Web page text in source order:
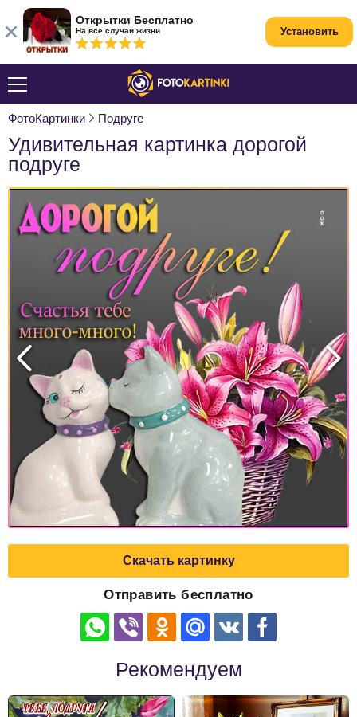
ФотоКартинки Подруге
Удивительная картинка дорогой
подруге
Скачать картинку
Отправить бесплатно
Рекомендуем
Открытки Бесплатно
На все случаи жизни Установить